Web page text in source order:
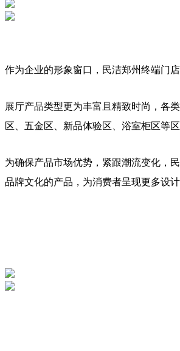
作为企业的形象窗口，民洁郑州终端门
展厅产品类型更为丰富且精致时尚，各
区、五金区、新品体验区、浴室柜区等区
为确保产品市场优势，紧跟潮流变化，
品牌文化的产品，为消费者呈现更多设